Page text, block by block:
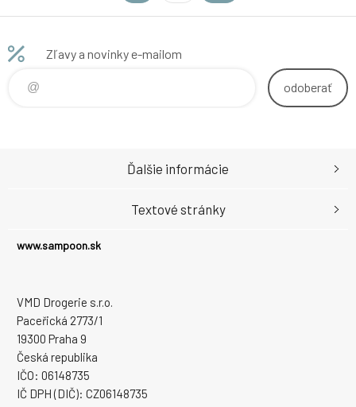
je to ono? Našli sme r
Zľavy a novinky e-mailom
odoberať
www.sampoon.sk
VMD Drogerie s.r.o.
Paceřická 2773/1
19300 Praha 9
Česká republika
IČO: 06148735
IČ DPH (DIČ): CZ06148735
Ďalšie informácie
Textové stránky